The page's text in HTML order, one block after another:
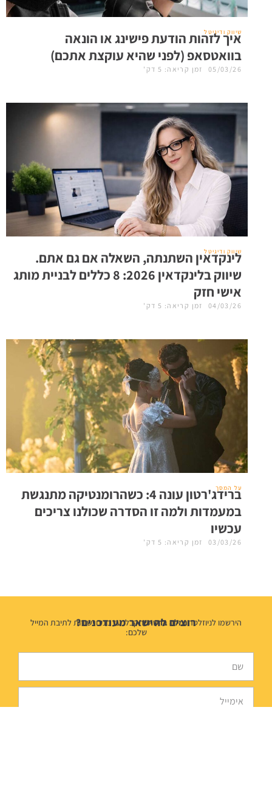
שיווק ודיגיטל
איך לזהות הודעת פישינג או הונאה
בוואטסאפ (לפני שהיא עוקצת אתכם)
05/03/26 זמן קריאה: 5 דק'
שיווק ודיגיטל
לינקדאין השתנתה, השאלה אם גם אתם.
שיווק בלינקדאין 2026: 8 כללים לבניית מותג
אישי חזק
04/03/26 זמן קריאה: 5 דק'
על המסך
ברידג'רטון עונה 4: כשהרומנטיקה מתנגשת
במעמדות ולמה זו הסדרה שכולנו צריכים
עכשיו
03/03/26 זמן קריאה: 5 דק'
רוצים להישאר מעודכנים?הירשמו לניוזלטרנמלה ברשתותקבלו עדכונים ישירות לתיבת המייל
שלכם: